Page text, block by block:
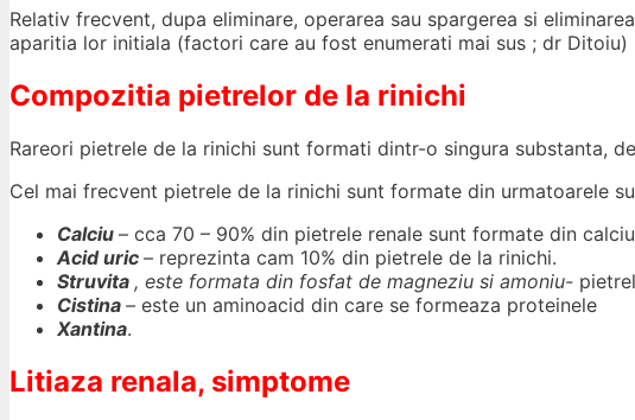
Relativ frecvent, dupa eliminare, operarea sau spargerea si
aparitia lor initiala (factori care au fost enumerati mai sus ; dr Ditoiu)
Compozitia pietrelor de la rinichi
Rareori pietrele de la rinichi sunt formati dintr-o singura substanta,
Cel mai frecvent pietrele de la rinichi sunt formate din urmatoarele
Calciu – cca 70 – 90% din pietrele renale sunt formate din
Acid uric – reprezinta cam 10% din pietrele de la rinichi.
Struvita , este formata din fosfat de magneziu si amoniu-
Cistina – este un aminoacid din care se formeaza proteinele
Xantina.
Litiaza renala, simptome